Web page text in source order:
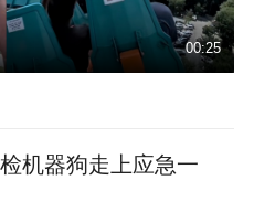
00:25
机器狗走上应急一